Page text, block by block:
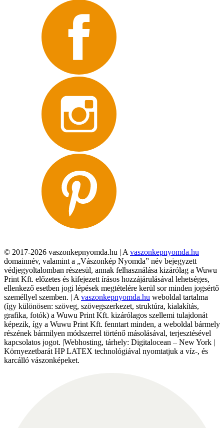
© 2017-2026 vaszonkepnyomda.hu | A vaszonkepnyomda.hu
domainnév, valamint a „Vászonkép Nyomda” név bejegyzett
védjegyoltalomban részesül, annak felhasználása kizárólag a Wuwu
Print Kft. előzetes és kifejezett írásos hozzájárulásával lehetséges,
ellenkező esetben jogi lépések megtételére kerül sor minden jogsértő
személlyel szemben. | A vaszonkepnyomda.hu weboldal tartalma
(így különösen: szöveg, szövegszerkezet, struktúra, kialakítás,
grafika, fotók) a Wuwu Print Kft. kizárólagos szellemi tulajdonát
képezik, így a Wuwu Print Kft. fenntart minden, a weboldal bármely
részének bármilyen módszerrel történő másolásával, terjesztésével
kapcsolatos jogot. |Webhosting, tárhely: Digitalocean – New York |
Környezetbarát HP LATEX technológiával nyomtatjuk a víz-, és
karcálló vászonképeket.